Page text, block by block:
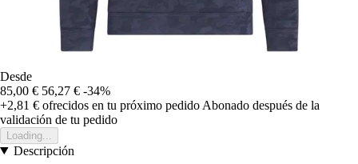
Desde
85,00 € 56,27 € -34%
+2,81 € ofrecidos en tu próximo pedido Abonado después de la
validación de tu pedido
Loading...
Descripción